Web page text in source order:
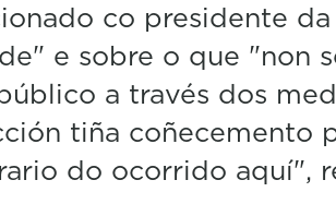
co presidente
e sobre o que "non
a través dos
tiña coñecemento
do ocorrido aquí",